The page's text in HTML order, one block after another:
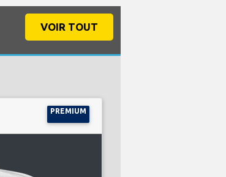
VOIR TOUT
PREMIUM